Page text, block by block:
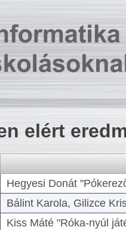
elért
Hegyesi Donát
Bálint Karola, Gilizce
Kiss Máté "Róka-nyúl